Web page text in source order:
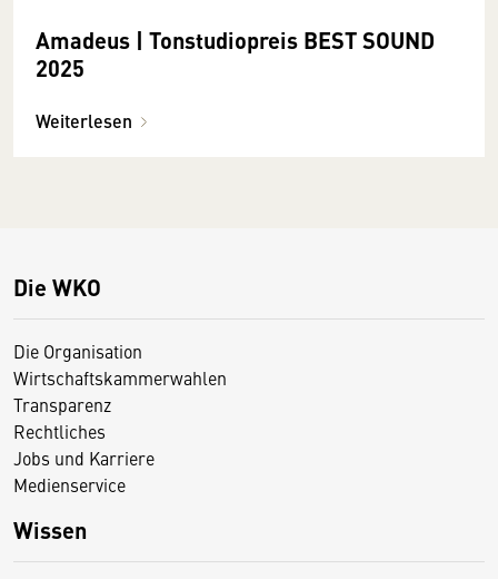
Amadeus | Tonstudiopreis BEST SOUND
2025
Weiterlesen
Die WKO
Die Organisation
Wirtschaftskammerwahlen
Transparenz
Rechtliches
Jobs und Karriere
Medienservice
Wissen